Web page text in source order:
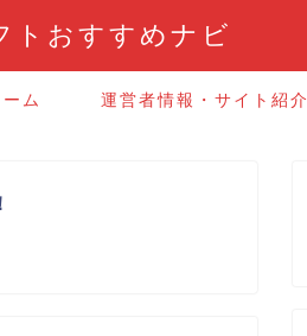
トおすすめナビ
ム 運営者情報・サイト紹介